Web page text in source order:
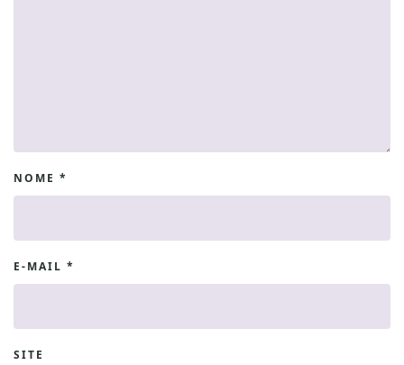
NOME *
E-MAIL *
SITE